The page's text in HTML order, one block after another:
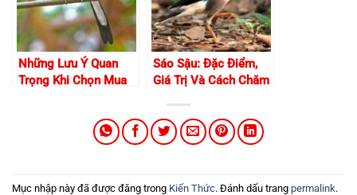
Những Lưu Ý Quan
Trọng Khi Chọn Mua
Sáo Sậu: Đặc Điểm,
Giá Trị Và Cách Chăm
Mục nhập này đã được đăng trong Kiến Thức. Đánh dấu trang permalink.